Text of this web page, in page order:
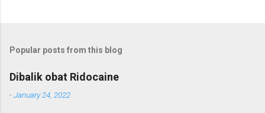
Popular posts from this blog
Dibalik obat Ridocaine
-January 24, 2022